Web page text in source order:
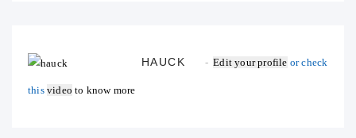
HAUCK Edit your profile or check
this video to know more